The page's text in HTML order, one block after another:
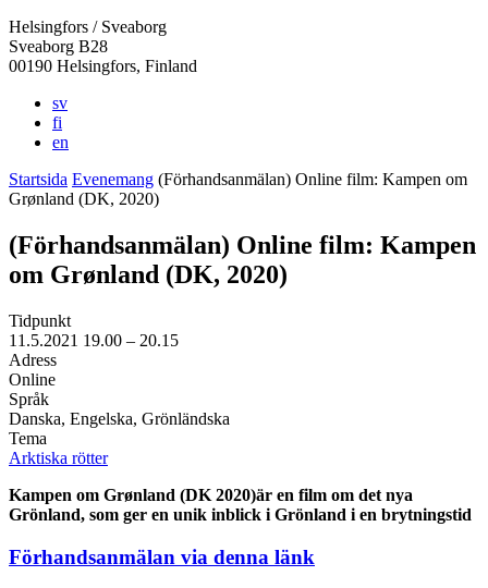
flik
flik
flik
flik
flik
Helsingfors / Sveaborg
Sveaborg B28
00190 Helsingfors, Finland
sv
fi
en
Startsida Evenemang (Förhandsanmälan) Online film: Kampen om
Grønland (DK, 2020)
(Förhandsanmälan) Online film: Kampen
om Grønland (DK, 2020)
Tidpunkt
11.5.2021 19.00 – 20.15
Adress
Online
Språk
Danska, Engelska, Grönländska
Tema
Arktiska rötter
Kampen om Grønland (DK 2020)är en film om det nya
Grönland, som ger en unik inblick i Grönland i en brytningstid
Förhandsanmälan via denna länk